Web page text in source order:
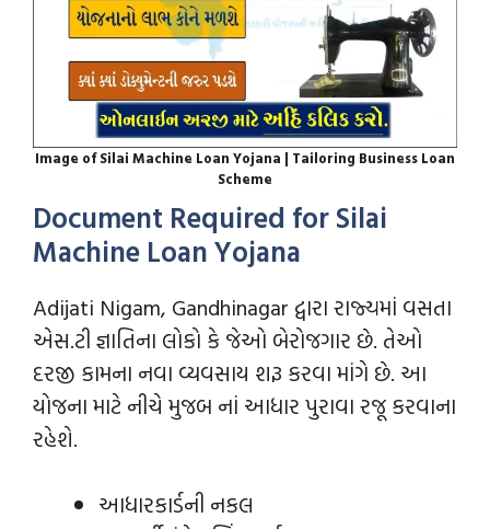
Image of Silai Machine Loan Yojana | Tailoring Business Loan
Scheme
Document Required for Silai
Machine Loan Yojana
Adijati Nigam, Gandhinagar દ્વારા રાજ્યમાં વસતા
એસ.ટી જ્ઞાતિના લોકો કે જેઓ બેરોજગાર છે. તેઓ
દરજી કામના નવા વ્યવસાય શરૂ કરવા માંગે છે. આ
યોજના માટે નીચે મુજબ નાં આધાર પુરાવા રજૂ કરવાના
રહેશે.
આધારકાર્ડની નકલ